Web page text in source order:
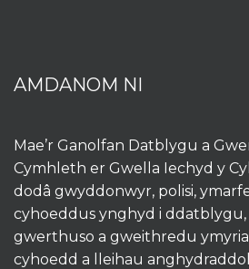
AMDANOM NI
Mae’r Ganolfan Datblygu a
Cymhleth er Gwella Iechyd y
dodâ gwyddonwyr, polisi,
cyhoeddus ynghyd i ddatblygu,
gwerthuso a gweithredu
cyhoedd a lleihau